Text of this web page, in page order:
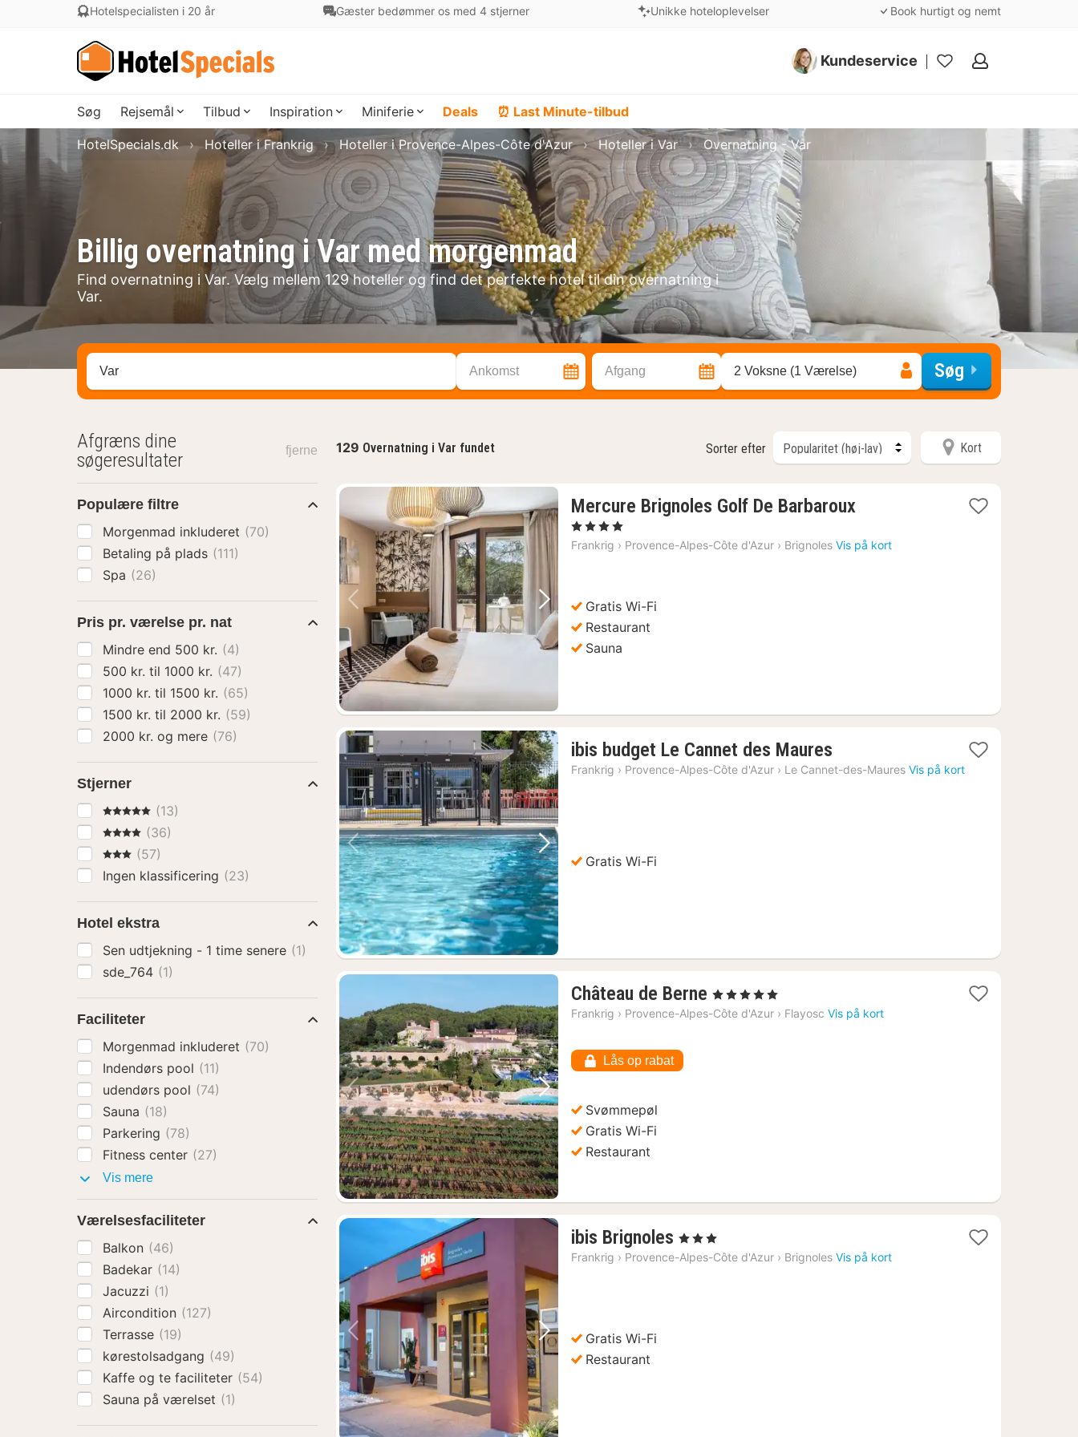
Hotelspecialisten i 20 år Gæster bedømmer os med 4 stjerner Unikke hoteloplevelser Book hurtigt og nemt
Kundeservice
Mine
Søg Rejsemål Tilbud Inspiration Miniferie Deals ⏰ Last Minute-tilbud
Billig overnatning i Var med morgenmad
Find overnatning i Var. Vælg mellem 129 hoteller og find det perfekte hotel til din overnatning i
Var.
HotelSpecials.dk Hoteller i Frankrig Hoteller i Provence-Alpes-Côte d'Azur Hoteller i Var Overnatning - Var
Søg efter destination ... Ankomst Afgang 2 Voksne (1 Værelse) Søg
129 Overnatning i Var fundet Sorter efter Kort
Forrige billede Næste billede
Mercure Brignoles Golf De Barbaroux
fra
, 4 Stjerner
Frankrig › Provence-Alpes-Côte d'Azur › Brignoles Vis på kort
Gratis Wi-Fi
Restaurant
Sauna
Forrige billede Næste billede
ibis budget Le Cannet des Maures
nat
Frankrig › Provence-Alpes-Côte d'Azur › Le Cannet-des-Maures Vis på kort
Gratis Wi-Fi
Forrige billede Næste billede
Château de Berne 1
nat
, 5 Stjerner
Frankrig › Provence-Alpes-Côte d'Azur › Flayosc Vis på kort
Lås op rabat
Svømmepøl
Gratis Wi-Fi
Restaurant
Forrige billede Næste billede
ibis Brignoles 1
nat
, 3 Stjerner
Frankrig › Provence-Alpes-Côte d'Azur › Brignoles Vis på kort
Gratis Wi-Fi
Restaurant
Afgræns dine
søgeresultater
fjerne
Populære filtre
Morgenmad inkluderet (70)
Betaling på plads (111)
Spa (26)
Pris pr. værelse pr. nat
Mindre end 500 kr. (4)
500 kr. til 1000 kr. (47)
1000 kr. til 1500 kr. (65)
1500 kr. til 2000 kr. (59)
2000 kr. og mere (76)
Stjerner
5 Stjerner(13)
4 Stjerner
(36)
3 Stjerner
(57)
Ingen klassificering (23)
Hotel ekstra
Sen udtjekning - 1 time senere (1)
sde_764 (1)
Faciliteter
Morgenmad inkluderet (70)
Indendørs pool (11)
udendørs pool (74)
Sauna (18)
Parkering (78)
Fitness center (27)
Vis mereFaciliteter
Værelsesfaciliteter
Balkon (46)
Badekar (14)
Jacuzzi (1)
Aircondition (127)
Terrasse (19)
kørestolsadgang (49)
Kaffe og te faciliteter (54)
Sauna på værelset (1)